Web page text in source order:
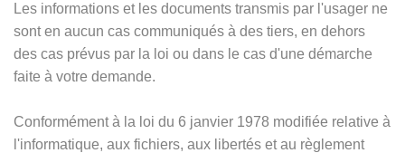
Les informations et les documents transmis par l'usager ne
sont en aucun cas communiqués à des tiers, en dehors
des cas prévus par la loi ou dans le cas d'une démarche
faite à votre demande.
Conformément à la loi du 6 janvier 1978 modifiée relative à
l'informatique, aux fichiers, aux libertés et au règlement